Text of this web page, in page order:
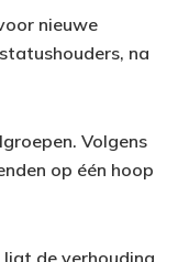
nieuwe
na
Volgens
op één hoop
de verhouding